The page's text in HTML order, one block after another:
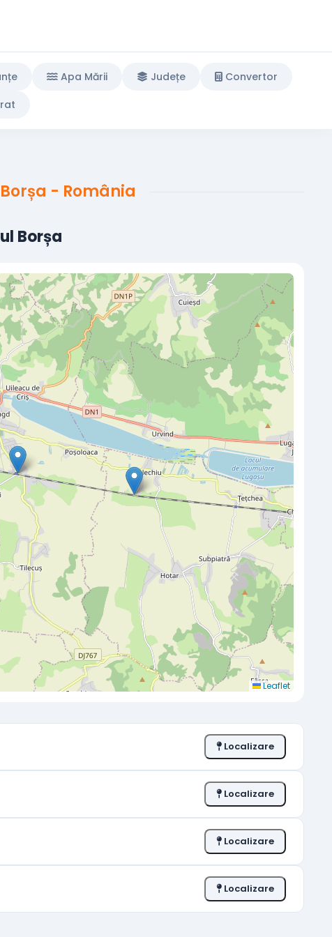
Apa Mării Județe
Convertor
- România
Borșa
Leaflet
Localizare
Localizare
Localizare
Localizare